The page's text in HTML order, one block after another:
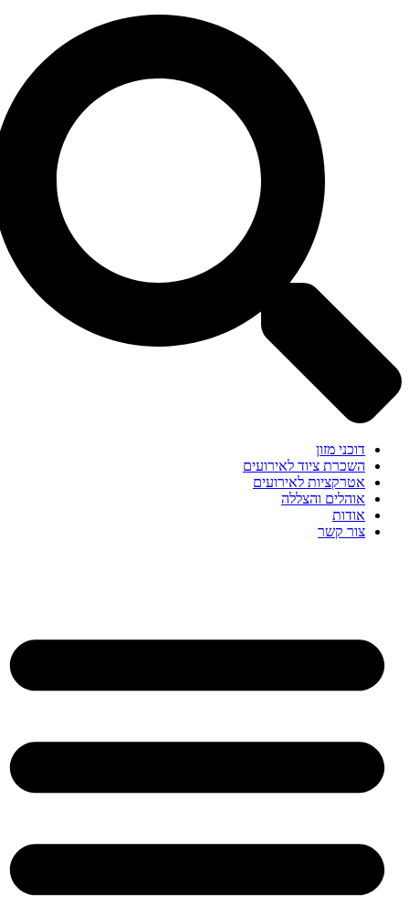
דוכני מזון
השכרת ציוד לאירועים
אטרקציות לאירועים
אוהלים והצללה
אודות
צור קשר